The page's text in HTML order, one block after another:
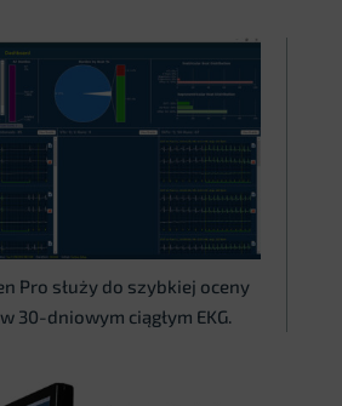
Pro służy do szybkiej oceny
30-dniowym ciągłym EKG.